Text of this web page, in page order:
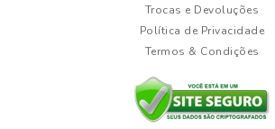
Trocas e Devoluções
Política de Privacidade
Termos & Condições